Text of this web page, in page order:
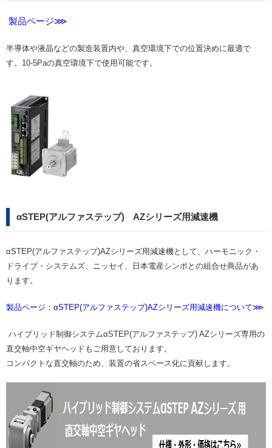
製品ページ⋙
半導体や液晶などの製造装置内や、真空環境下での位置決めに最適で
す。10-5Paの真空環境下で使用可能です。
αSTEP(アルファステップ) AZシリーズ用減速機
αSTEP(アルファステップ)AZシリーズ用減速機として、ハーモニック・
ドライブ・システムズ、ニッセイ、日本電産シンポとの組合せ商品があ
ります。
製品ページ：αSTEP(アルファステップ)AZシリーズ用減速機について⋙
ハイブリッド制御システムαSTEP(アルファステップ) AZシリーズ専用の
直交軸中空ギヤヘッドもご用意しております。
コンパクトな直交軸のため、装置の省スペース化に貢献します。